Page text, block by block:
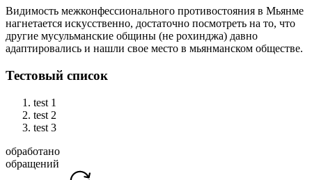
Видимость межконфессионального противостояния в Мьянме
нагнетается искусственно, достаточно посмотреть на то, что
другие мусульманские общины (не рохинджа) давно
адаптировались и нашли свое место в мьянманском обществе.
Тестовый список
test 1
test 2
test 3
обработано
обращений